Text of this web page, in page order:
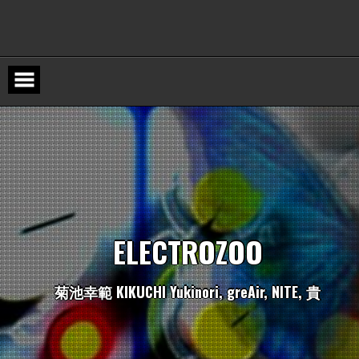
ELECTROZOO
菊池幸範 KIKUCHIYukinori,greAir,NITE,貴